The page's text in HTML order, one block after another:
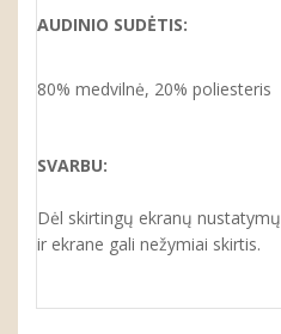
AUDINIO SUDĖTIS:
80% medvilnė, 20% poliesteris
SVARBU:
Dėl skirtingų ekranų
ir ekrane gali nežymiai skirtis.